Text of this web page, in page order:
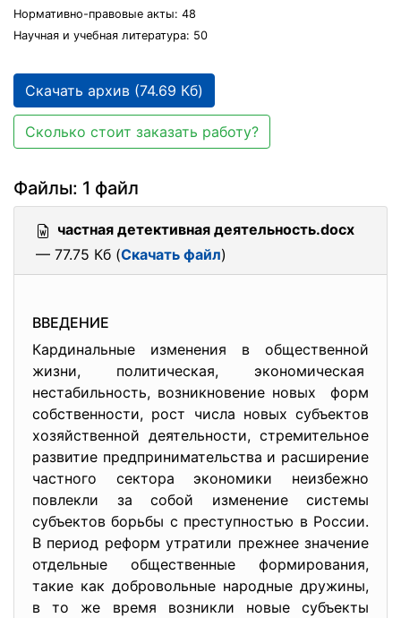
Нормативно-правовые акты: 48
Научная и учебная литература: 50
Скачать архив (74.69 Кб)
Сколько стоит заказать работу?
Файлы: 1 файл
частная детективная деятельность.docx
— 77.75 Кб (Скачать файл)
ВВЕДЕНИЕ
Кардинальные изменения в общественной
жизни, политическая, экономическая
нестабильность, возникновение новых форм
собственности, рост числа новых субъектов
хозяйственной деятельности, стремительное
развитие предпринимательства и расширение
частного сектора экономики неизбежно
повлекли за собой изменение системы
субъектов борьбы с преступностью в России.
В период реформ утратили прежнее значение
отдельные общественные формирования,
такие как добровольные народные дружины,
в то же время возникли новые субъекты